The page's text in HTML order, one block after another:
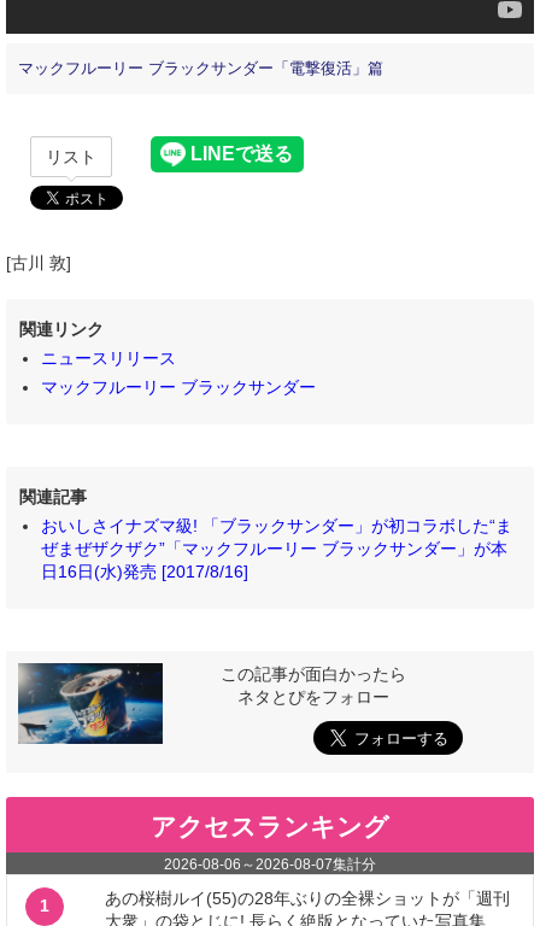
マックフルーリー ブラックサンダー「電撃復活」篇
リスト
[古川 敦]
関連リンク
ニュースリリース
マックフルーリー ブラックサンダー
関連記事
おいしさイナズマ級! 「ブラックサンダー」が初コラボした“ま
ぜまぜザクザク”「マックフルーリー ブラックサンダー」が本
日16日(水)発売 [2017/8/16]
この記事が面白かったら
ネタとぴをフォロー
アクセスランキング
2026-08-06 ～ 2026-08-07集計分
1
あの桜樹ルイ(55)の28年ぶりの全裸ショットが「週刊
大衆」の袋とじに! 長らく絶版となっていた写真集